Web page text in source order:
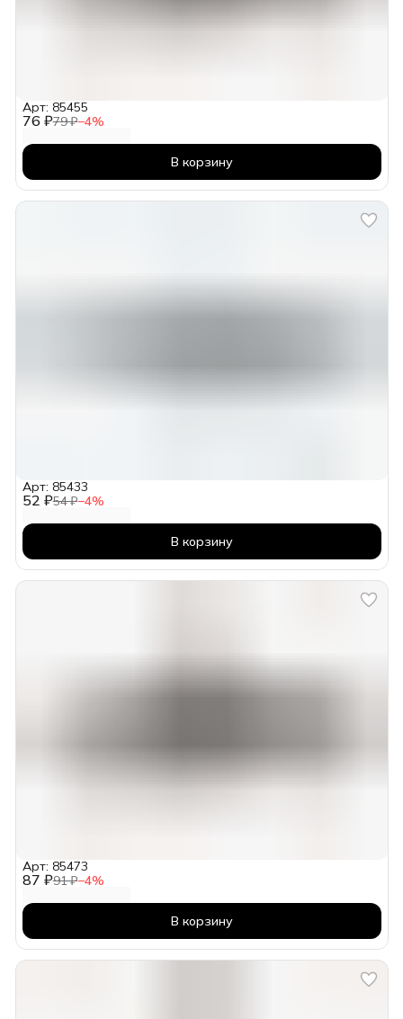
76 ₽79 ₽−4%
Арт: 85455
В корзину
52 ₽54 ₽−4%
Арт: 85433
В корзину
87 ₽91 ₽−4%
Арт: 85473
В корзину